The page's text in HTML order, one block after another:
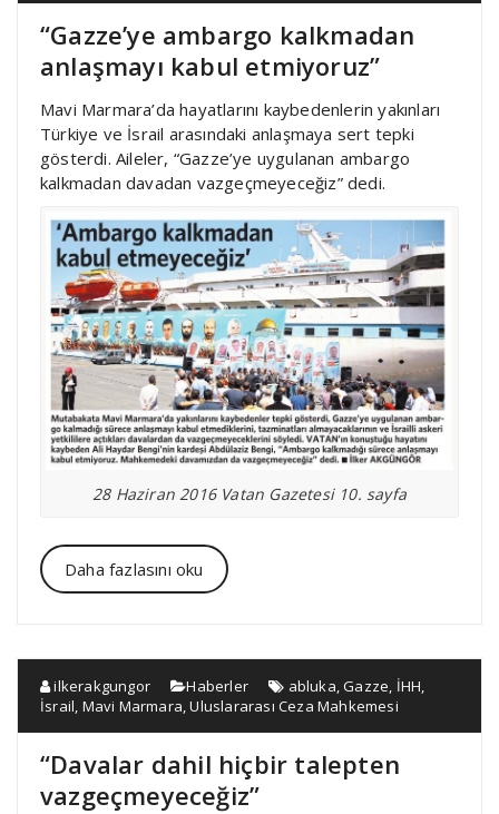
“Gazze’ye ambargo kalkmadan
anlaşmayı kabul etmiyoruz”
Mavi Marmara’da hayatlarını kaybedenlerin yakınları
Türkiye ve İsrail arasındaki anlaşmaya sert tepki
gösterdi. Aileler, “Gazze’ye uygulanan ambargo
kalkmadan davadan vazgeçmeyeceğiz” dedi.
28 Haziran 2016 Vatan Gazetesi 10. sayfa
Daha fazlasını oku
ilkerakgungor Haberler abluka,Gazze, İHH,
İsrail, Mavi Marmara,Uluslararası Ceza Mahkemesi
“Davalar dahil hiçbir talepten
vazgeçmeyeceğiz”